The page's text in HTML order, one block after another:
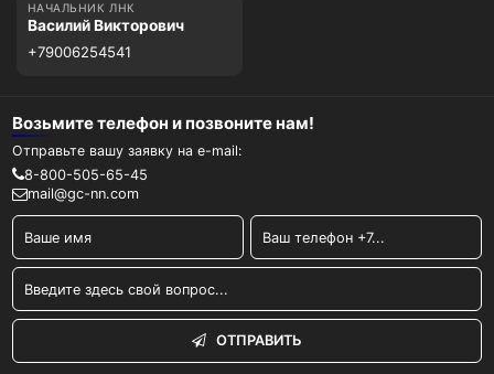
НАЧАЛЬНИК ЛНК
Василий Викторович
+79006254541
Возьмите телефон и позвоните нам!
Отправьте вашу заявку на e-mail:
8-800-505-65-45
mail@gc-nn.com
ОТПРАВИТЬ